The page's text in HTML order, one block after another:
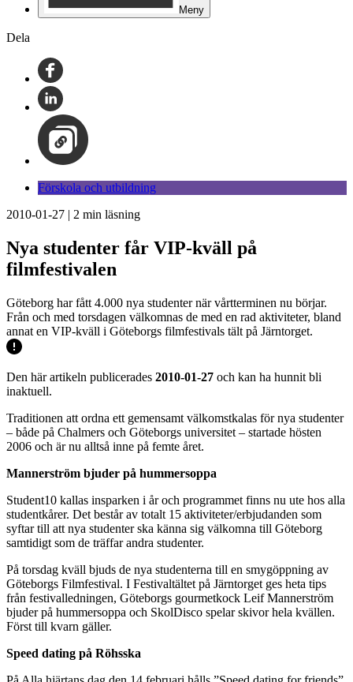
Meny
Dela
Förskola och utbildning
2010-01-27 | 2 min läsning
Nya studenter får VIP-kväll på
filmfestivalen
Göteborg har fått 4.000 nya studenter när vårtterminen nu börjar.
Från och med torsdagen välkomnas de med en rad aktiviteter, bland
annat en VIP-kväll i Göteborgs filmfestivals tält på Järntorget.
Den här artikeln publicerades 2010-01-27 och kan ha hunnit bli
inaktuell.
Traditionen att ordna ett gemensamt välkomstkalas för nya studenter
– både på Chalmers och Göteborgs universitet – startade hösten
2006 och är nu alltså inne på femte året.
Mannerström bjuder på hummersoppa
Student10 kallas insparken i år och programmet finns nu ute hos alla
studentkårer. Det består av totalt 15 aktiviteter/erbjudanden som
syftar till att nya studenter ska känna sig välkomna till Göteborg
samtidigt som de träffar andra studenter.
På torsdag kväll bjuds de nya studenterna till en smygöppning av
Göteborgs Filmfestival. I Festivaltältet på Järntorget ges heta tips
från festivalledningen, Göteborgs gourmetkock Leif Mannerström
bjuder på hummersoppa och SkolDisco spelar skivor hela kvällen.
Först till kvarn gäller.
Speed dating på Röhsska